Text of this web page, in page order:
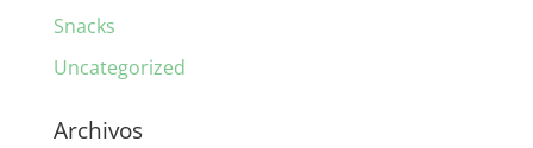
Snacks
Uncategorized
Archivos